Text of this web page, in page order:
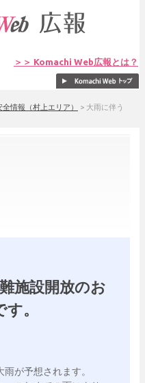
＞＞ Komachi Web広報とは？
全情報（村上エリア） > 大雨に伴う
施設開放のお
。
が予想されます。